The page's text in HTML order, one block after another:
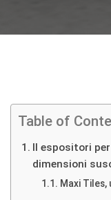
Table of
Il espositori
dimensioni
Maxi